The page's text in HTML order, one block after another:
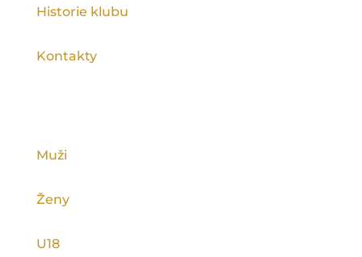
Historie klubu
Kontakty
Muži
Ženy
U18